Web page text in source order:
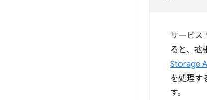
サービス
ると、拡
Storage
を処理す
す。